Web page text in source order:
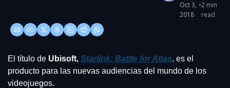
Oct 3,
2018
•2 min
read
El título de Ubisoft, Starlink: Battle for Atlas, es el
producto para las nuevas audiencias del mundo de los
videojuegos.